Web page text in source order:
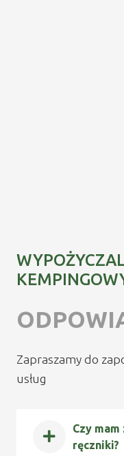
Zapraszamy do
usług
Czy
ręczniki?